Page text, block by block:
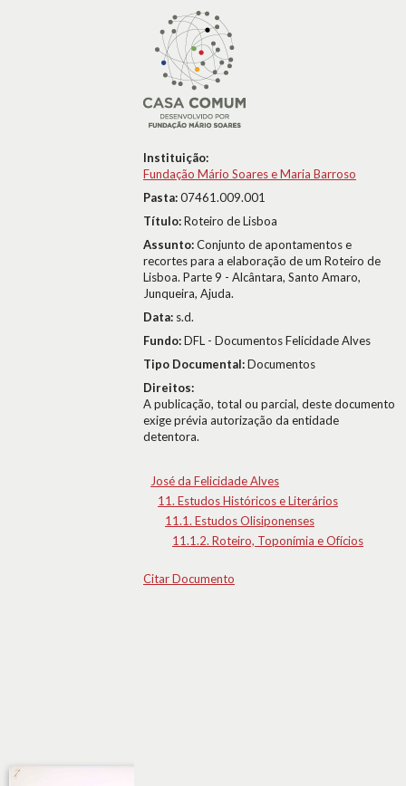
Instituição:
Fundação Mário Soares e Maria Barroso
Pasta:07461.009.001
Título:Roteiro de Lisboa
Assunto:Conjunto de apontamentos e
recortes para a elaboração de um Roteiro de
Lisboa. Parte 9 - Alcântara, Santo Amaro,
Junqueira, Ajuda.
Data: s.d.
Fundo:DFL - Documentos Felicidade Alves
Tipo Documental:Documentos
Direitos:
A publicação, total ou parcial, deste documento
exige prévia autorização da entidade
detentora.
José da Felicidade Alves
11. Estudos Históricos e Literários
11.1. Estudos Olisiponenses
11.1.2. Roteiro, Toponímia e Ofícios
Citar Documento